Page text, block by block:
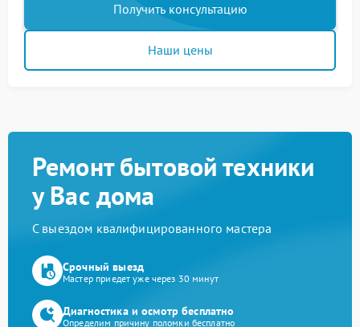
Получить консультацию
Наши цены
Ремонт бытовой техники
у Вас дома
С выездом квалифицированного мастера
Срочный выезд
Мастер приедет уже через 30 минут
Диагностика и осмотр бесплатно
Определим причину поломки бесплатно